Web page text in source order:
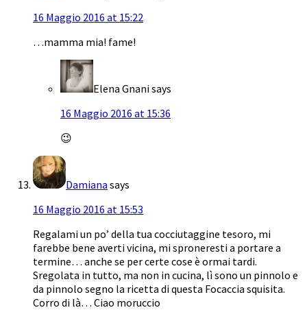
16 Maggio 2016 at 15:22
…mamma mia! fame!
Elena Gnanisays
16 Maggio 2016 at 15:36
😉
Damiana says
16 Maggio 2016 at 15:53
Regalami un po’ della tua cocciutaggine tesoro, mi
farebbe bene averti vicina, mi sproneresti a portare a
termine… anche se per certe cose è ormai tardi.
Sregolata in tutto, ma non in cucina, lì sono un pinnolo e
da pinnolo segno la ricetta di questa Focaccia squisita.
Corro di là… Ciao moruccio